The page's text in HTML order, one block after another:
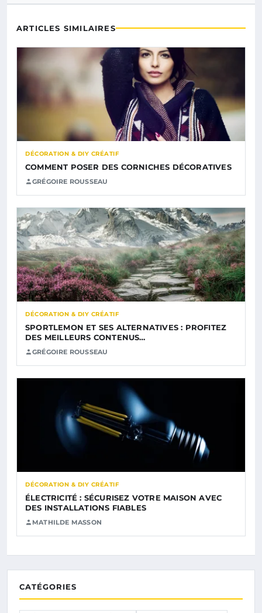
ARTICLES SIMILAIRES
DÉCORATION & DIY CRÉATIF
COMMENT POSER DES CORNICHES DÉCORATIVES
GRÉGOIRE ROUSSEAU
DÉCORATION & DIY CRÉATIF
SPORTLEMON ET SES ALTERNATIVES : PROFITEZ
DES MEILLEURS CONTENUS…
GRÉGOIRE ROUSSEAU
DÉCORATION & DIY CRÉATIF
ÉLECTRICITÉ : SÉCURISEZ VOTRE MAISON AVEC
DES INSTALLATIONS FIABLES
MATHILDE MASSON
CATÉGORIES